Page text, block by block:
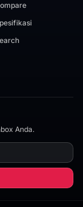
Anda.